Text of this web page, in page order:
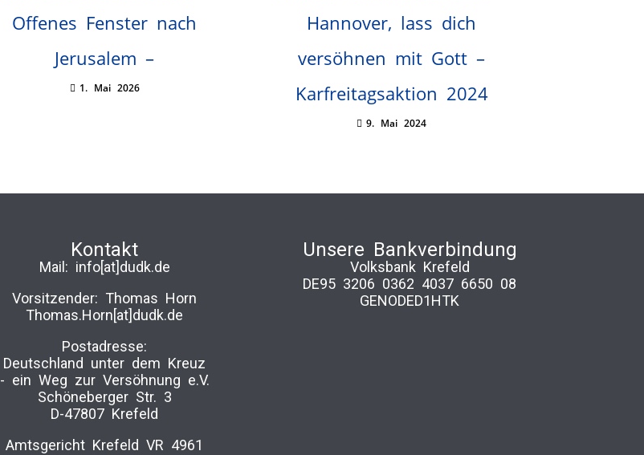
Offenes Fenster nach
Jerusalem –
1. Mai 2026
Hannover, lass dich
versöhnen mit Gott –
Karfreitagsaktion 2024
9. Mai 2024
Kontakt
Mail: info[at]dudk.de
Vorsitzender: Thomas Horn
Thomas.Horn[at]dudk.de
Postadresse:
Deutschland unter dem Kreuz
-­ ein Weg zur Versöhnung e.V.
Schöneberger Str. 3
D-47807 Krefeld
Amtsgericht Krefeld VR 4961
Unsere Bankverbindung
Volksbank Krefeld
DE95 3206 0362 4037 6650 08
GENODED1HTK